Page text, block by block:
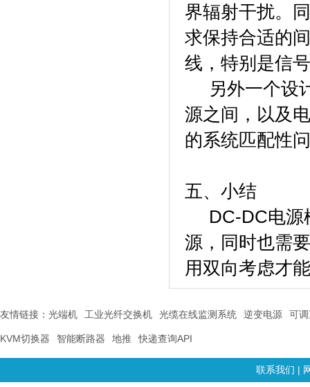
界辐射干扰。
求保持合适的
线，特别是信
另外一个设
源之间，以及
的系统匹配性
五、小结
DC-DC电源
源，同时也需
用双向考虑才
友情链接： 光端机 工业光纤交换机 光缆在线监测系统 逆变电源 可
KVM切换器 智能断路器 地推 快递查询API
联系我们 |